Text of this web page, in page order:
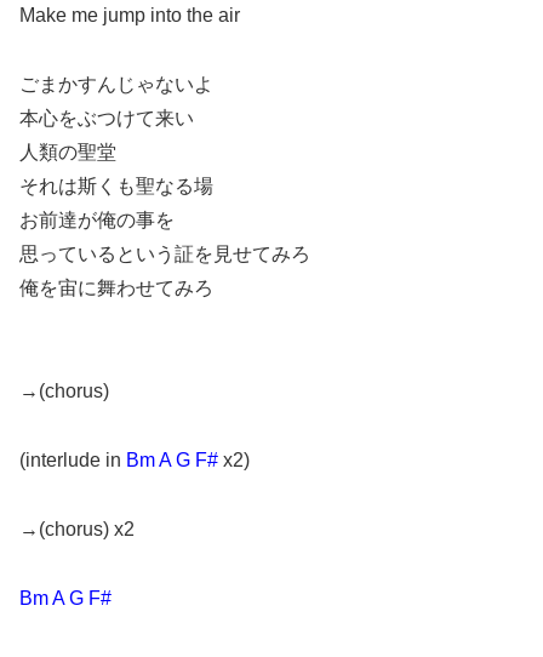
Make me jump into the air
ごまかすんじゃないよ
本心をぶつけて来い
人類の聖堂
それは斯くも聖なる場
お前達が俺の事を
思っているという証を見せてみろ
俺を宙に舞わせてみろ
→(chorus)
(interlude in Bm A G F# x2)
→(chorus) x2
Bm A G F#